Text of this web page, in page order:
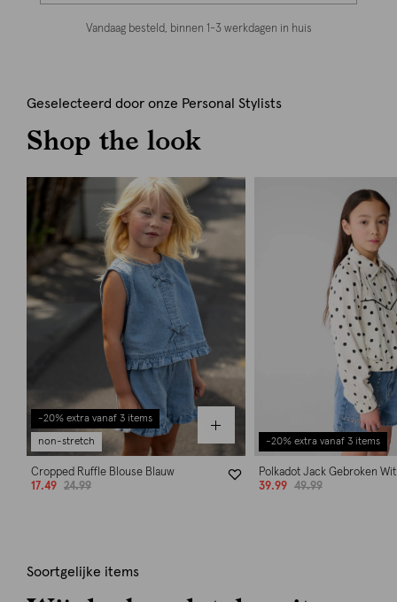
Vandaag besteld, binnen 1-3 werkdagen in huis
Geselecteerd door onze Personal Stylists
Shop the look
-20% extra vanaf 3 items
non-stretch
Cropped Ruffle Blouse Blauw
17.49
24.99
-20% extra vanaf 3 items
Polkadot Jack Gebroken Wit
39.99
49.99
Soortgelijke items